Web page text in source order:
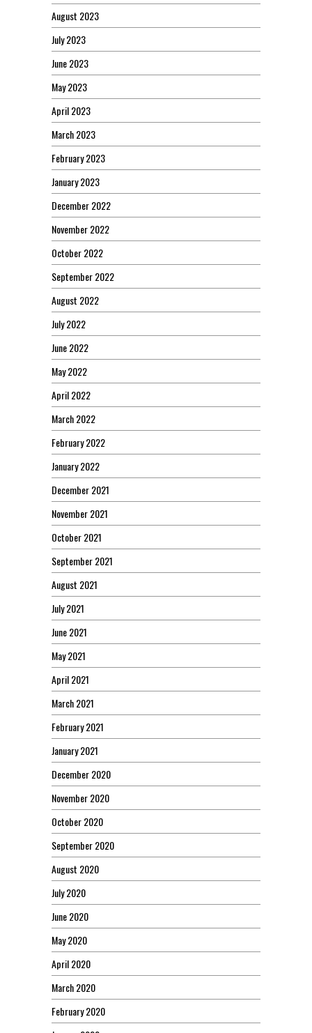
August 2023
July 2023
June 2023
May 2023
April 2023
March 2023
February 2023
January 2023
December 2022
November 2022
October 2022
September 2022
August 2022
July 2022
June 2022
May 2022
April 2022
March 2022
February 2022
January 2022
December 2021
November 2021
October 2021
September 2021
August 2021
July 2021
June 2021
May 2021
April 2021
March 2021
February 2021
January 2021
December 2020
November 2020
October 2020
September 2020
August 2020
July 2020
June 2020
May 2020
April 2020
March 2020
February 2020